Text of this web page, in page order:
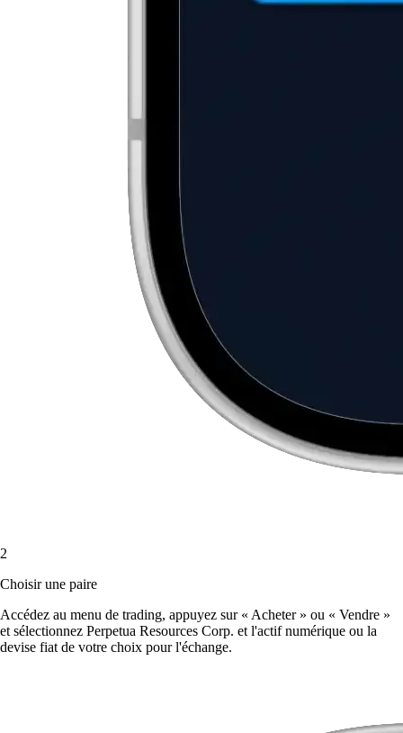
2
Choisir une paire
Accédez au menu de trading, appuyez sur « Acheter » ou « Vendre »
et sélectionnez Perpetua Resources Corp. et l'actif numérique ou la
devise fiat de votre choix pour l'échange.